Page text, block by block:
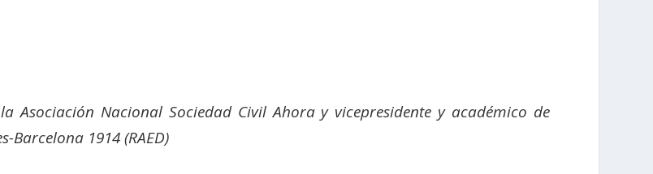
Asociación Nacional Sociedad Civil Ahora y vicepresidente y académico de
Barcelona 1914 (RAED)